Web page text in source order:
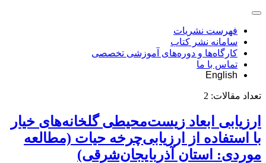
فهرست نشریات
سامانه نشر کتاب
کارگاه‌ها و دوره‌های آموزشی تخصصی
تماس با ما
English
تعداد مقالات: 2
ارزیابی ابعاد زیست‌محیطی گلخانه‌های خیار
با استفاده از ارزیابی‌چرخه حیات (مطالعه
موردی: استان آذربایجان‌شرقی)